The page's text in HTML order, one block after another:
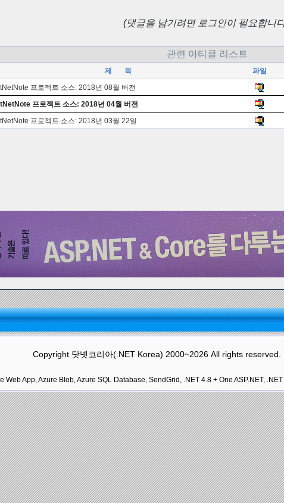
(댓글을 남기려면 로그인이 필요합니
관련 아티클 리스트
제 목
파일
프로젝트 소스: 2018년 08월 버전
프로젝트 소스: 2018년 04월 버전
프로젝트 소스: 2018년 03월 22일
Copyright 닷넷코리아(.NET Korea) 2000~2026 All rights reserved.
App, Azure Blob, Azure SQL Database, SendGrid, .NET 4.8 + One ASP.NET,